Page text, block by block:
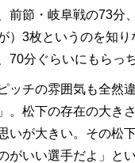
前節・岐阜戦の73分
）3枚というのを知
70分ぐらいにもらっ
ッチの雰囲気も全然
。松下の存在の大き
いが大きい。その松
がいい選手だよ」と